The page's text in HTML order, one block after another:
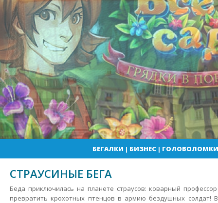
БЕГАЛКИ | БИЗНЕС| ГОЛОВОЛОМКИ
СТРАУСИНЫЕ БЕГА
Беда приключилась на планете страусов: коварный
превратить крохотных птенцов в армию бездушных солдат!